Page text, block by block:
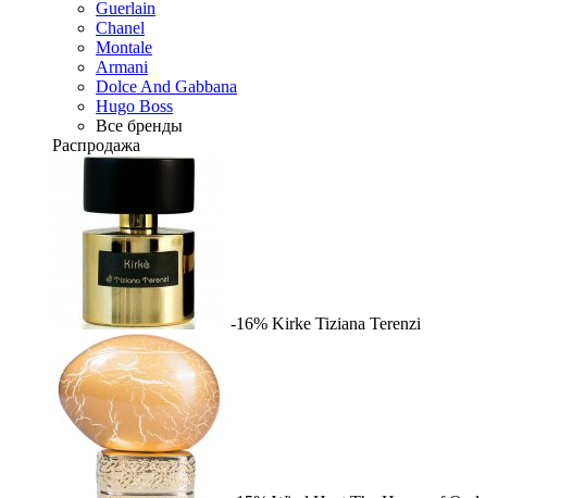
Guerlain
Chanel
Montale
Armani
Dolce And Gabbana
Hugo Boss
Все бренды
Распродажа
-16% Kirke Tiziana Terenzi